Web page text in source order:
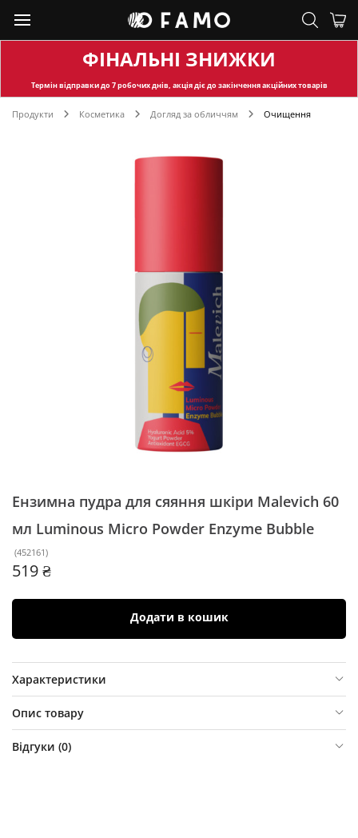
ФІНАЛЬНІ ЗНИЖКИ
Термін відправкидо 7 робочих днів, акція діє до закінчення акційних товарів
Продукти Косметика Догляд за обличчям Очищення
Ензимна пудра для сяяння шкіри Malevich 60
мл Luminous Micro Powder Enzyme Bubble
(452161)
519 ₴
Додати в кошик
Характеристики
Опис товару
Відгуки (0)